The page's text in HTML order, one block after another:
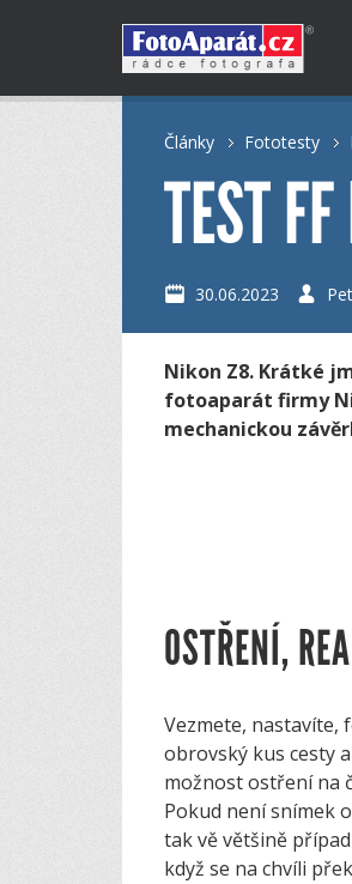
Články Fototesty
TEST
30.06.2023
Nikon Z8. Krátké
fotoaparát firmy
mechanickou
OSTŘENÍ,
Vezmete, nastavíte,
obrovský kus cesty
možnost ostření na
Pokud není snímek
tak vě většině
když se na chvíli